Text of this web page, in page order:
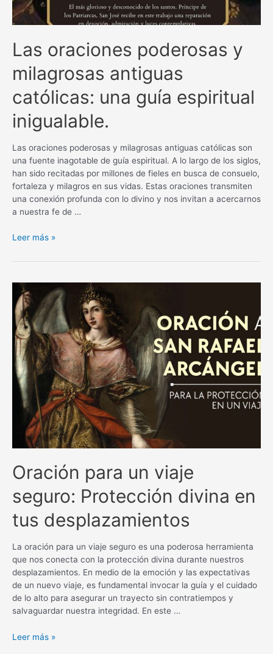
Las oraciones poderosas y
milagrosas antiguas
católicas: una guía espiritual
inigualable.
Las oraciones poderosas y milagrosas antiguas católicas son
una fuente inagotable de guía espiritual. A lo largo de los siglos,
han sido recitadas por millones de fieles en busca de consuelo,
fortaleza y milagros en sus vidas. Estas oraciones transmiten
una conexión profunda con lo divino y nos invitan a acercarnos
a nuestra fe de …
Las
poderosas
milagrosas
antiguas
católicas:
una
guía
espiritual
inigualable.
Leer más »
Oración para un viaje
seguro: Protección divina en
tus desplazamientos
La oración para un viaje seguro es una poderosa herramienta
que nos conecta con la protección divina durante nuestros
desplazamientos. En medio de la emoción y las expectativas
de un nuevo viaje, es fundamental invocar la guía y el cuidado
de lo alto para asegurar un trayecto sin contratiempos y
salvaguardar nuestra integridad. En este …
Oración
Leer más »